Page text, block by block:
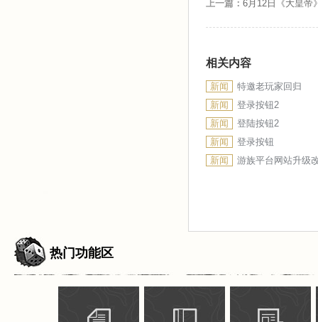
上一篇： 6月12日《大皇帝
相关内容
新闻
特邀老玩家回归
新闻
登录按钮2
新闻
登陆按钮2
新闻
登录按钮
新闻
游族平台网站升级
热门功能区